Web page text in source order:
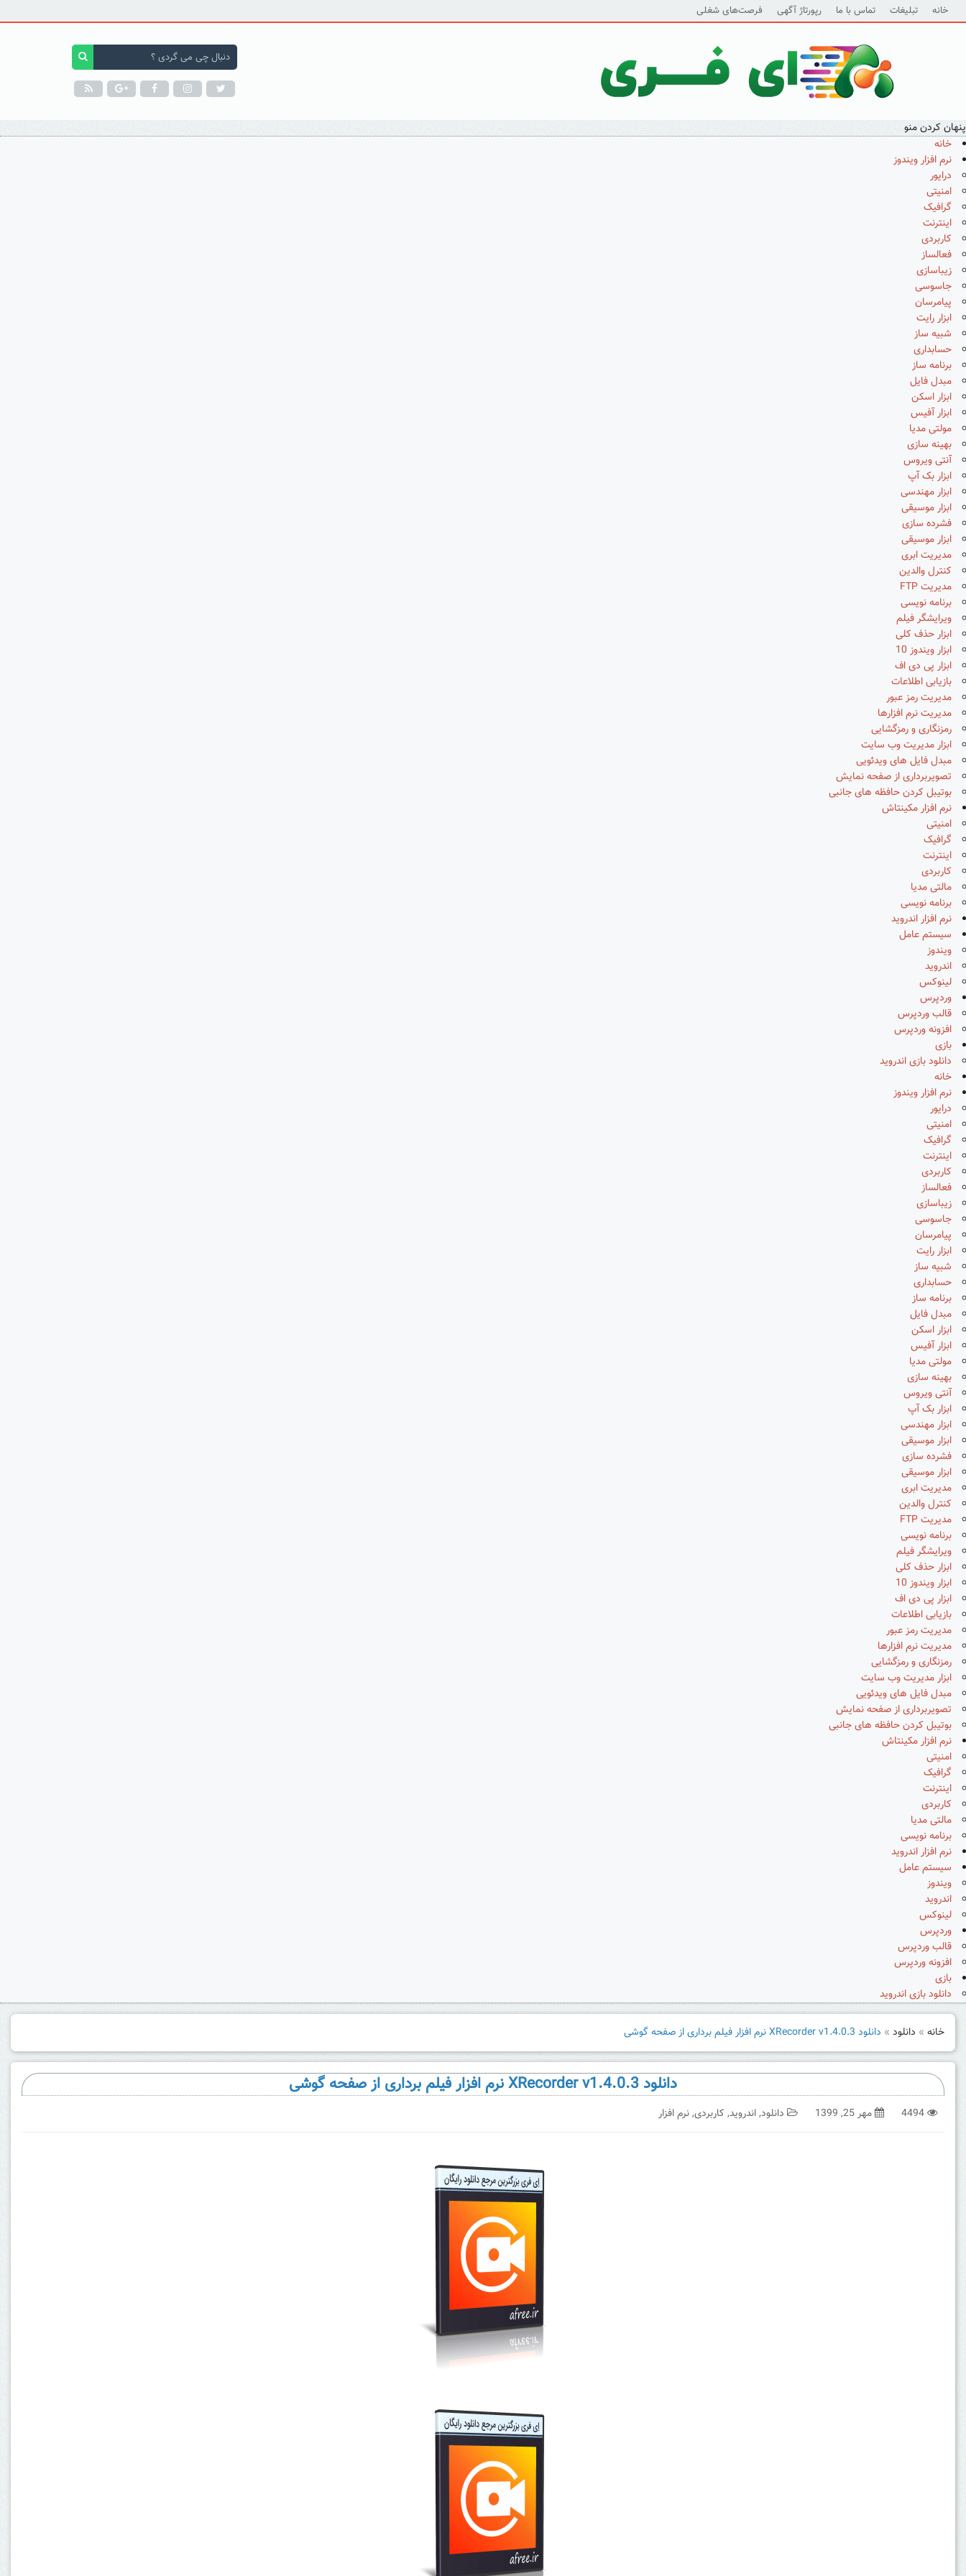
خانه تبلیغات تماس با ما رپورتاژ آگهی فرصت‌های شغلی
پنهان کردن منو
خانه
نرم افزار ویندوز
درایور
امنیتی
گرافیک
اینترنت
کاربردی
فعالساز
زیباسازی
جاسوسی
پیامرسان
ابزار رایت
شبیه ساز
حسابداری
برنامه ساز
مبدل فایل
ابزار اسکن
ابزار آفیس
مولتی مدیا
بهینه سازی
آنتی ویروس
ابزار بک آپ
ابزار مهندسی
ابزار موسیقی
فشرده سازی
ابزار موسیقی
مدیریت ابری
کنترل والدین
مدیریت FTP
برنامه نویسی
ویرایشگر فیلم
ابزار حذف کلی
ابزار ویندوز 10
ابزار پی دی اف
بازیابی اطلاعات
مدیریت رمز عبور
مدیریت نرم افزارها
رمزنگاری و رمزگشایی
ابزار مدیریت وب سایت
مبدل فایل های ویدئویی
تصویربرداری از صفحه نمایش
بوتیبل کردن حافظه های جانبی
نرم افزار مکینتاش
امنیتی
گرافیک
اینترنت
کاربردی
مالتی مدیا
برنامه نویسی
نرم افزار اندروید
سیستم عامل
ویندوز
اندروید
لینوکس
وردپرس
قالب وردپرس
افزونه وردپرس
بازی
دانلود بازی اندروید
خانه
نرم افزار ویندوز
درایور
امنیتی
گرافیک
اینترنت
کاربردی
فعالساز
زیباسازی
جاسوسی
پیامرسان
ابزار رایت
شبیه ساز
حسابداری
برنامه ساز
مبدل فایل
ابزار اسکن
ابزار آفیس
مولتی مدیا
بهینه سازی
آنتی ویروس
ابزار بک آپ
ابزار مهندسی
ابزار موسیقی
فشرده سازی
ابزار موسیقی
مدیریت ابری
کنترل والدین
مدیریت FTP
برنامه نویسی
ویرایشگر فیلم
ابزار حذف کلی
ابزار ویندوز 10
ابزار پی دی اف
بازیابی اطلاعات
مدیریت رمز عبور
مدیریت نرم افزارها
رمزنگاری و رمزگشایی
ابزار مدیریت وب سایت
مبدل فایل های ویدئویی
تصویربرداری از صفحه نمایش
بوتیبل کردن حافظه های جانبی
نرم افزار مکینتاش
امنیتی
گرافیک
اینترنت
کاربردی
مالتی مدیا
برنامه نویسی
نرم افزار اندروید
سیستم عامل
ویندوز
اندروید
لینوکس
وردپرس
قالب وردپرس
افزونه وردپرس
بازی
دانلود بازی اندروید
خانه » دانلود » دانلود XRecorder v1.4.0.3 نرم افزار فیلم برداری از صفحه گوشی
دانلود XRecorder v1.4.0.3 نرم افزار فیلم برداری از صفحه گوشی
4494 مهر 25, 1399 دانلود,اندروید, کاربردی,نرم افزار